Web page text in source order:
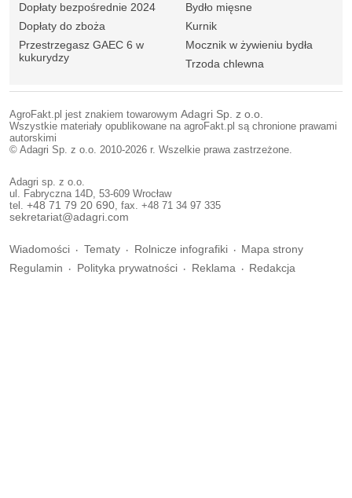
Dopłaty bezpośrednie 2024
Dopłaty do zboża
Przestrzegasz GAEC 6 w
kukurydzy
Bydło mięsne
Kurnik
Mocznik w żywieniu bydła
Trzoda chlewna
AgroFakt.pl jest znakiem towarowym Adagri Sp. z o.o.
Wszystkie materiały opublikowane na agroFakt.pl są chronione prawami
autorskimi
© Adagri Sp. z o.o. 2010-2026 r. Wszelkie prawa zastrzeżone.
Adagri sp. z o.o.
ul. Fabryczna 14D, 53-609 Wrocław
tel. +48 71 79 20 690 , fax. +48 71 34 97 335
sekretariat@adagri.com
Wiadomości Tematy Rolnicze infografiki
Mapa strony
Regulamin
Polityka prywatności Reklama Redakcja